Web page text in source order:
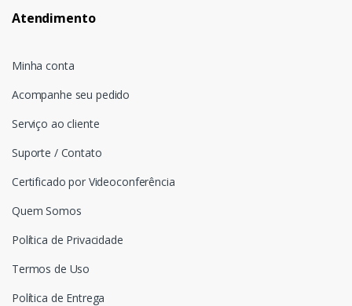
Atendimento
Minha conta
Acompanhe seu pedido
Serviço ao cliente
Suporte / Contato
Certificado por Videoconferência
Quem Somos
Política de Privacidade
Termos de Uso
Política de Entrega